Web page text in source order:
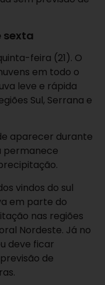
sexta
feira (21). O
em todo o
leve e rápida
Sul, Serrana e
aparecer durante
permanece
vindos do sul
em parte do
nas regiões
Nordeste. Já no
deve ficar
de